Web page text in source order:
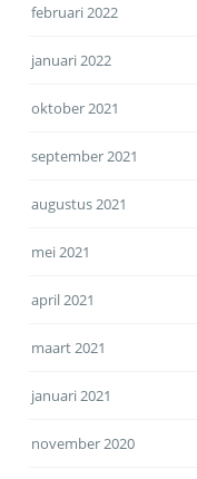
februari 2022
januari 2022
oktober 2021
september 2021
augustus 2021
mei 2021
april 2021
maart 2021
januari 2021
november 2020